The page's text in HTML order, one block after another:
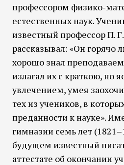
профессором физико-
естественных наук.
известный профессор П.
рассказывал: «Он горячо
хорошо знал
излагал их с краткою, но
увлечением, умея
тех из учеников, в
преданности к науке».
гимназии семь лет
будущем известный
аттестате об окончании